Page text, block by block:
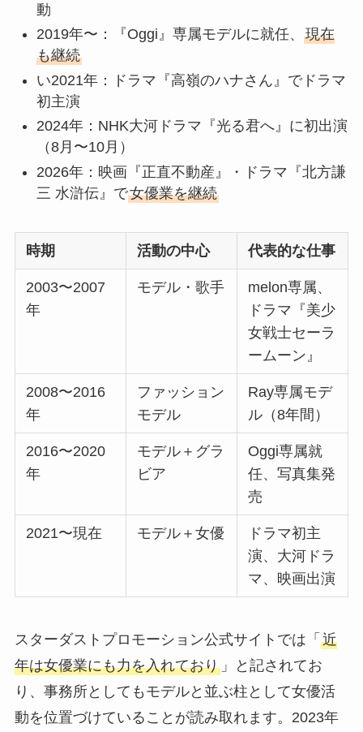
動
2019年〜：『Oggi』専属モデルに就任、 現在
も継続
い2021年：ドラマ『高嶺のハナさん』でドラマ
初主演
2024年：NHK大河ドラマ『光る君へ』に初出演
（8月〜10月）
2026年：映画『正直不動産』・ドラマ『北方謙
三 水滸伝』で女優業を継続
時期 活動の中心 代表的な仕事
2003〜2007
年
モデル・歌手
melon専属、
ドラマ『美少
女戦士セーラ
ームーン』
2008〜2016
年
ファッション
モデル
Ray専属モデ
ル（8年間）
2016〜2020
年
モデル＋グラ
ビア
Oggi専属就
任、写真集発
売
2021〜現在 モデル＋女優
ドラマ初主
演、大河ドラ
マ、映画出演
スターダストプロモーション公式サイトでは「 近
年は女優業にも力を入れており」と記されてお
り、事務所としてもモデルと並ぶ柱として女優活
動を位置づけていることが読み取れます。2023年